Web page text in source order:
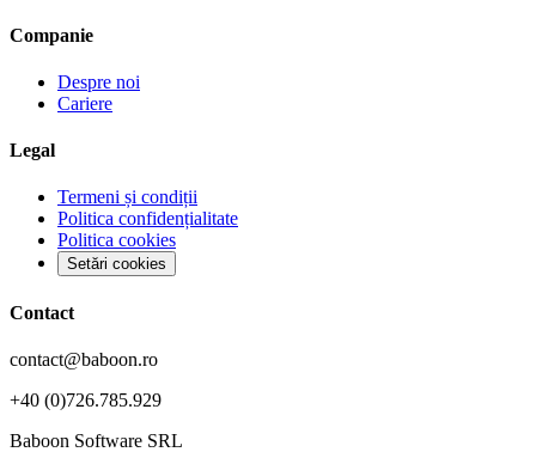
Companie
Despre noi
Cariere
Legal
Termeni și condiții
Politica confidențialitate
Politica cookies
Setări cookies
Contact
contact@baboon.ro
+40 (0)726.785.929
Baboon Software SRL